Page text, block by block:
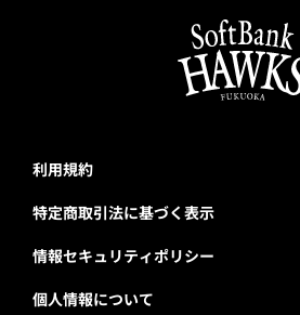
利用規約
特定商取引法に基づく表示
情報セキュリティポリシー
個人情報について